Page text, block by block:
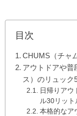
目次
CHUMS（チャ
アウトドアや普
ス）のリュック
日帰りアウ
ル30リット
本格的なア